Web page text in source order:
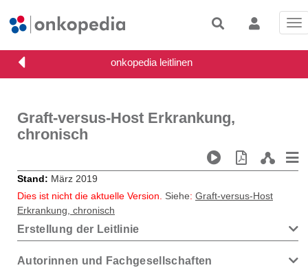
Graft-versus-Host Erkrankung,
chronisch
Stand
März 2019
Dies ist nicht die aktuelle Version.
Siehe: Graft-versus-Host
Erkrankung, chronisch
Erstellung der Leitlinie
Autorinnen und Fachgesellschaften